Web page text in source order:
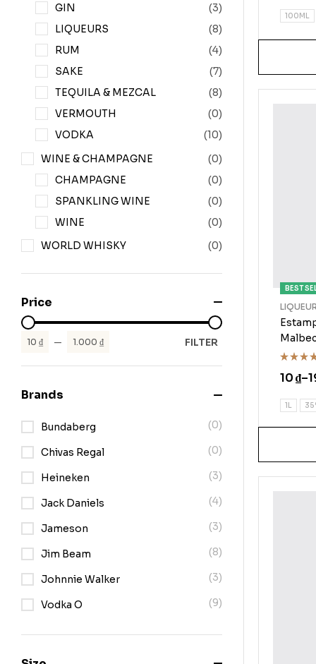
5
100ML
BEST
Rated
4.00
10₫–
1L
GIN
(3)
LIQUEURS
(8)
RUM
(4)
SAKE
(7)
TEQUILA & MEZCAL
(8)
VERMOUTH
(0)
VODKA
(10)
WINE & CHAMPAGNE
(0)
CHAMPAGNE
(0)
SPANKLING WINE
(0)
WINE
(0)
WORLD WHISKY
(0)
Price
FILTER
10 ₫ — 1.000 ₫
Brands
Bundaberg (0)
Chivas Regal (0)
Heineken (3)
Jack Daniels (4)
Jameson (3)
Jim Beam (8)
Johnnie Walker (3)
Vodka O (9)